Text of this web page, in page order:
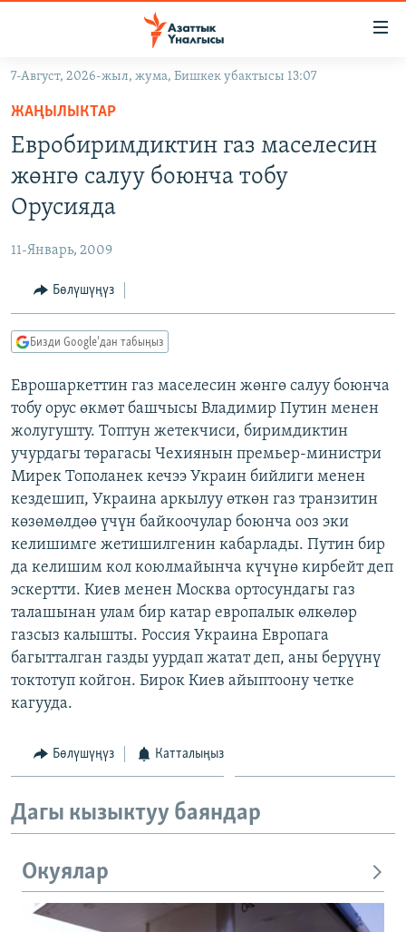
Навигацияга
өтүңүз
Издөөгө
салыңыз
КЫРГЫЗСТАН
КЫРГЫЗСТАН
МАДАНИЯТ
ДҮЙНӨ
УКРАИНА
ТВ ПРОГРАММАЛАР
БҮГҮН АЗАТТЫКТА
ДАНИСТЕ
ЭЖЕ-СИҢДИЛЕР
АЗАТТЫК+
ЫҢГАЙСЫЗ СУРООЛОР
ПОДКАСТ
ОНЛАЙН ШЕРИНЕ
ЭЕ/АРнун бардык сайттары
7-Август, 2026-жыл, жума, Бишкек убактысы 13:07
ЖАҢЫЛЫКТАР
Евробиримдиктин газ маселесин
жөнгө салуу боюнча тобу
Орусияда
11-Январь, 2009
Бөлүшүңүз
Бизди Google'дан табыңыз
Еврошаркеттин газ маселесин жөнгө салуу боюнча
тобу орус өкмөт башчысы Владимир Путин менен
жолугушту. Топтун жетекчиси, биримдиктин
учурдагы төрагасы Чехиянын премьер-министри
Мирек Тополанек кечээ Украин бийлиги менен
кездешип, Украина аркылуу өткөн газ транзитин
көзөмөлдөө үчүн байкоочулар боюнча ооз эки
келишимге жетишилгенин кабарлады. Путин бир
да келишим кол коюлмайынча күчүнө кирбейт деп
эскертти. Киев менен Москва ортосундагы газ
талашынан улам бир катар европалык өлкөлөр
газсыз калышты. Россия Украина Европага
багытталган газды уурдап жатат деп, аны берүүнү
токтотуп койгон. Бирок Киев айыптоону четке
кагууда.
Бөлүшүңүз Катталыңыз
Дагы кызыктуу баяндар
Окуялар